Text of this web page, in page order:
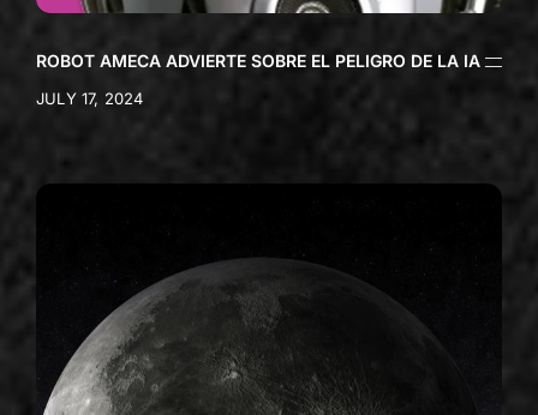
ROBOT AMECA ADVIERTE SOBRE EL PELIGRO DE LA IA
JULY 17, 2024